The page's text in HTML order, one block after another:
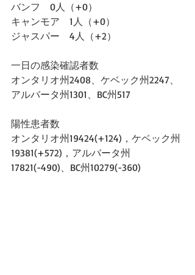
バンフ　0人（+0）
キャンモア　1人（+0）
ジャスパー　4人（+2）
一日の感染確認者数
オンタリオ州2408、ケベック州2247、
アルバータ州1301、BC州517
陽性患者数
オンタリオ州19424(+124)，ケベック州
19381(+572)，アルバータ州
17821(-490)、BC州10279(-360)